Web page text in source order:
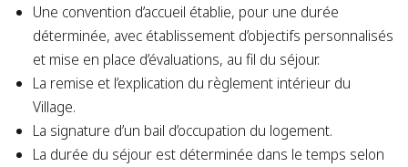
Une convention d’accueil établie, pour une durée
déterminée, avec établissement d’objectifs personnalisés
et mise en place d’évaluations, au fil du séjour.
La remise et l’explication du règlement intérieur du
Village.
La signature d’un bail d’occupation du logement.
La durée du séjour est déterminée dans le temps selon